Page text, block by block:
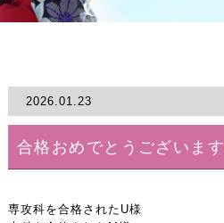
2026.01.23
合格おめでとうございます
専攻科を合格されたU様